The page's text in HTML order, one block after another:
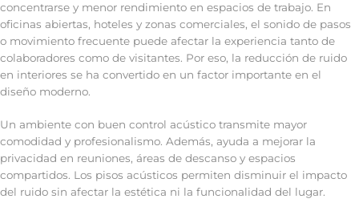
concentrarse y menor rendimiento en espacios de trabajo. En
oficinas abiertas, hoteles y zonas comerciales, el sonido de pasos
o movimiento frecuente puede afectar la experiencia tanto de
colaboradores como de visitantes. Por eso, la reducción de ruido
en interiores se ha convertido en un factor importante en el
diseño moderno.
Un ambiente con buen control acústico transmite mayor
comodidad y profesionalismo. Además, ayuda a mejorar la
privacidad en reuniones, áreas de descanso y espacios
compartidos. Los pisos acústicos permiten disminuir el impacto
del ruido sin afectar la estética ni la funcionalidad del lugar.